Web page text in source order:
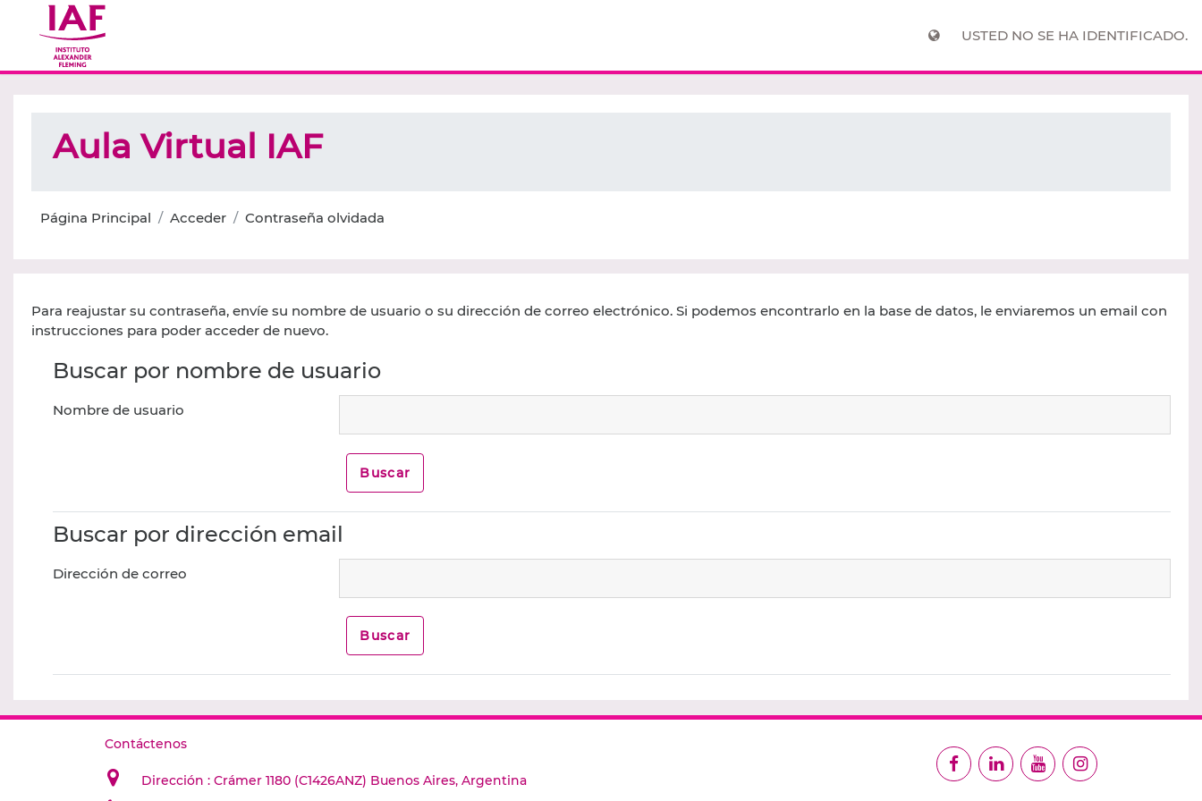
Salta al contenido principal
USTED NO SE HA IDENTIFICADO.
Aula Virtual IAF
Página Principal Acceder Contraseña olvidada
Para reajustar su contraseña, envíe su nombre de usuario o su dirección de correo electrónico. Si podemos encontrarlo en la base de datos, le enviaremos un email con
instrucciones para poder acceder de nuevo.
Buscar por nombre de usuario
Nombre de usuario
Buscar por dirección email
Dirección de correo
Contáctenos
Dirección : Crámer 1180 (C1426ANZ) Buenos Aires, Argentina